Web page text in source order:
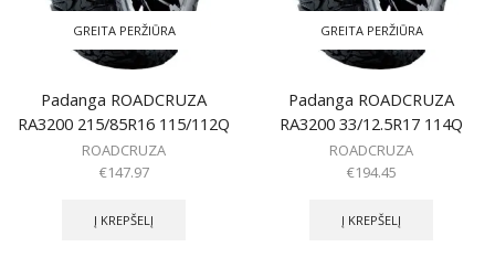
GREITA PERŽIŪRA
Padanga ROADCRUZA
RA3200 215/85R16 115/112Q
ROADCRUZA
€147.97
Į KREPŠELĮ
GREITA PERŽIŪRA
Padanga ROADCRUZA
RA3200 33/12.5R17 114Q
ROADCRUZA
€194.45
Į KREPŠELĮ